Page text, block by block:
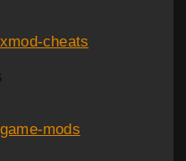
cheats
mods